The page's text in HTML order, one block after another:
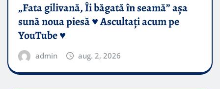
„Fata gilivană, Îi băgată în seamă” așa
sună noua piesă ♥️ Ascultați acum pe
YouTube ♥️
admin aug. 2, 2026